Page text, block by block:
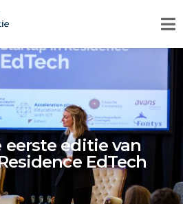
eerste editie van
EdTech